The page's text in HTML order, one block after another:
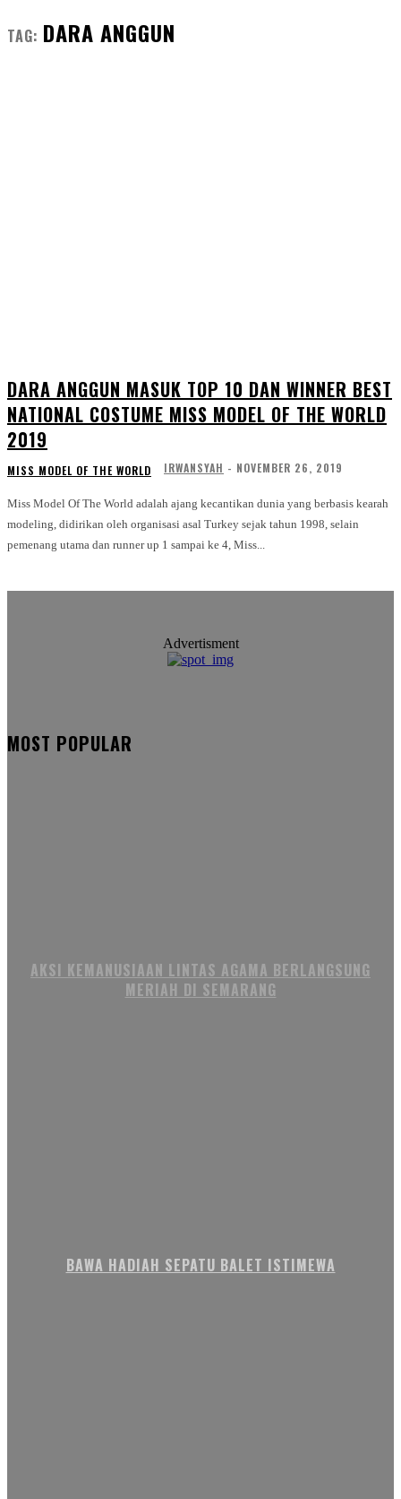
TAG: DARA ANGGUN
DARA ANGGUN MASUK TOP 10 DAN WINNER BEST
NATIONAL COSTUME MISS MODEL OF THE WORLD
2019
MISS MODEL OF THE WORLD IRWANSYAH - NOVEMBER 26, 2019
Miss Model Of The World adalah ajang kecantikan dunia yang berbasis kearah
modeling, didirikan oleh organisasi asal Turkey sejak tahun 1998, selain
pemenang utama dan runner up 1 sampai ke 4, Miss...
Advertisment
MOST POPULAR
AKSI KEMANUSIAAN LINTAS AGAMA BERLANGSUNG
MERIAH DI SEMARANG
BAWA HADIAH SEPATU BALET ISTIMEWA